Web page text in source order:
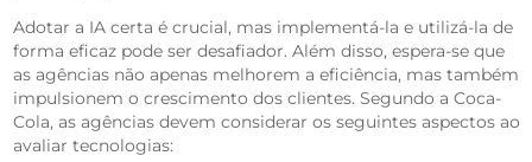
Adotar a IA certa é crucial, mas implementá-la e utilizá-la de
forma eficaz pode ser desafiador. Além disso, espera-se que
as agências não apenas melhorem a eficiência, mas também
impulsionem o crescimento dos clientes. Segundo a Coca-
Cola, as agências devem considerar os seguintes aspectos ao
avaliar tecnologias: